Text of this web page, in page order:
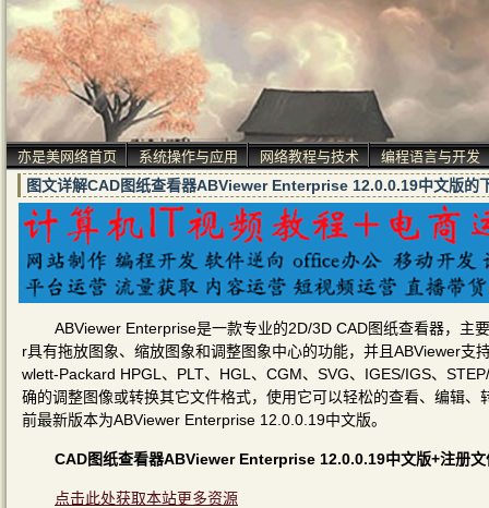
亦是美网络首页 系统操作与应用 网络教程与技术 编程语言与开发
图文详解CAD图纸查看器ABViewer Enterprise 12.0.0.19中文版的
ABViewer Enterprise是一款专业的2D/3D CAD图纸查看器，主
r具有拖放图象、缩放图象和调整图象中心的功能，并且ABViewer
wlett-Packard HPGL、PLT、HGL、CGM、SVG、IGES/IGS、
确的调整图像或转换其它文件格式，使用它可以轻松的查看、编辑
前最新版本为ABViewer Enterprise 12.0.0.19中文版。
CAD图纸查看器ABViewer Enterprise 12.0.0.19中文版+注册文
点击此处获取本站更多资源